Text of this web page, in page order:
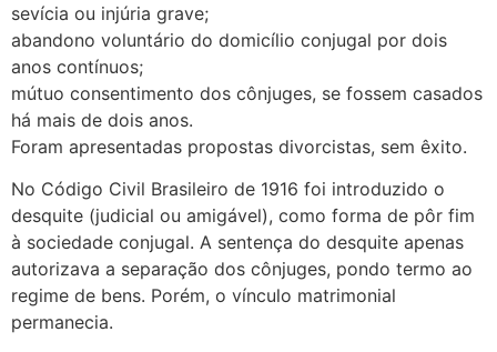
sevícia ou injúria grave;
abandono voluntário do domicílio conjugal por dois
anos contínuos;
mútuo consentimento dos cônjuges, se fossem casados
há mais de dois anos.
Foram apresentadas propostas divorcistas, sem êxito.
No Código Civil Brasileiro de 1916 foi introduzido o
desquite (judicial ou amigável), como forma de pôr fim
à sociedade conjugal. A sentença do desquite apenas
autorizava a separação dos cônjuges, pondo termo ao
regime de bens. Porém, o vínculo matrimonial
permanecia.